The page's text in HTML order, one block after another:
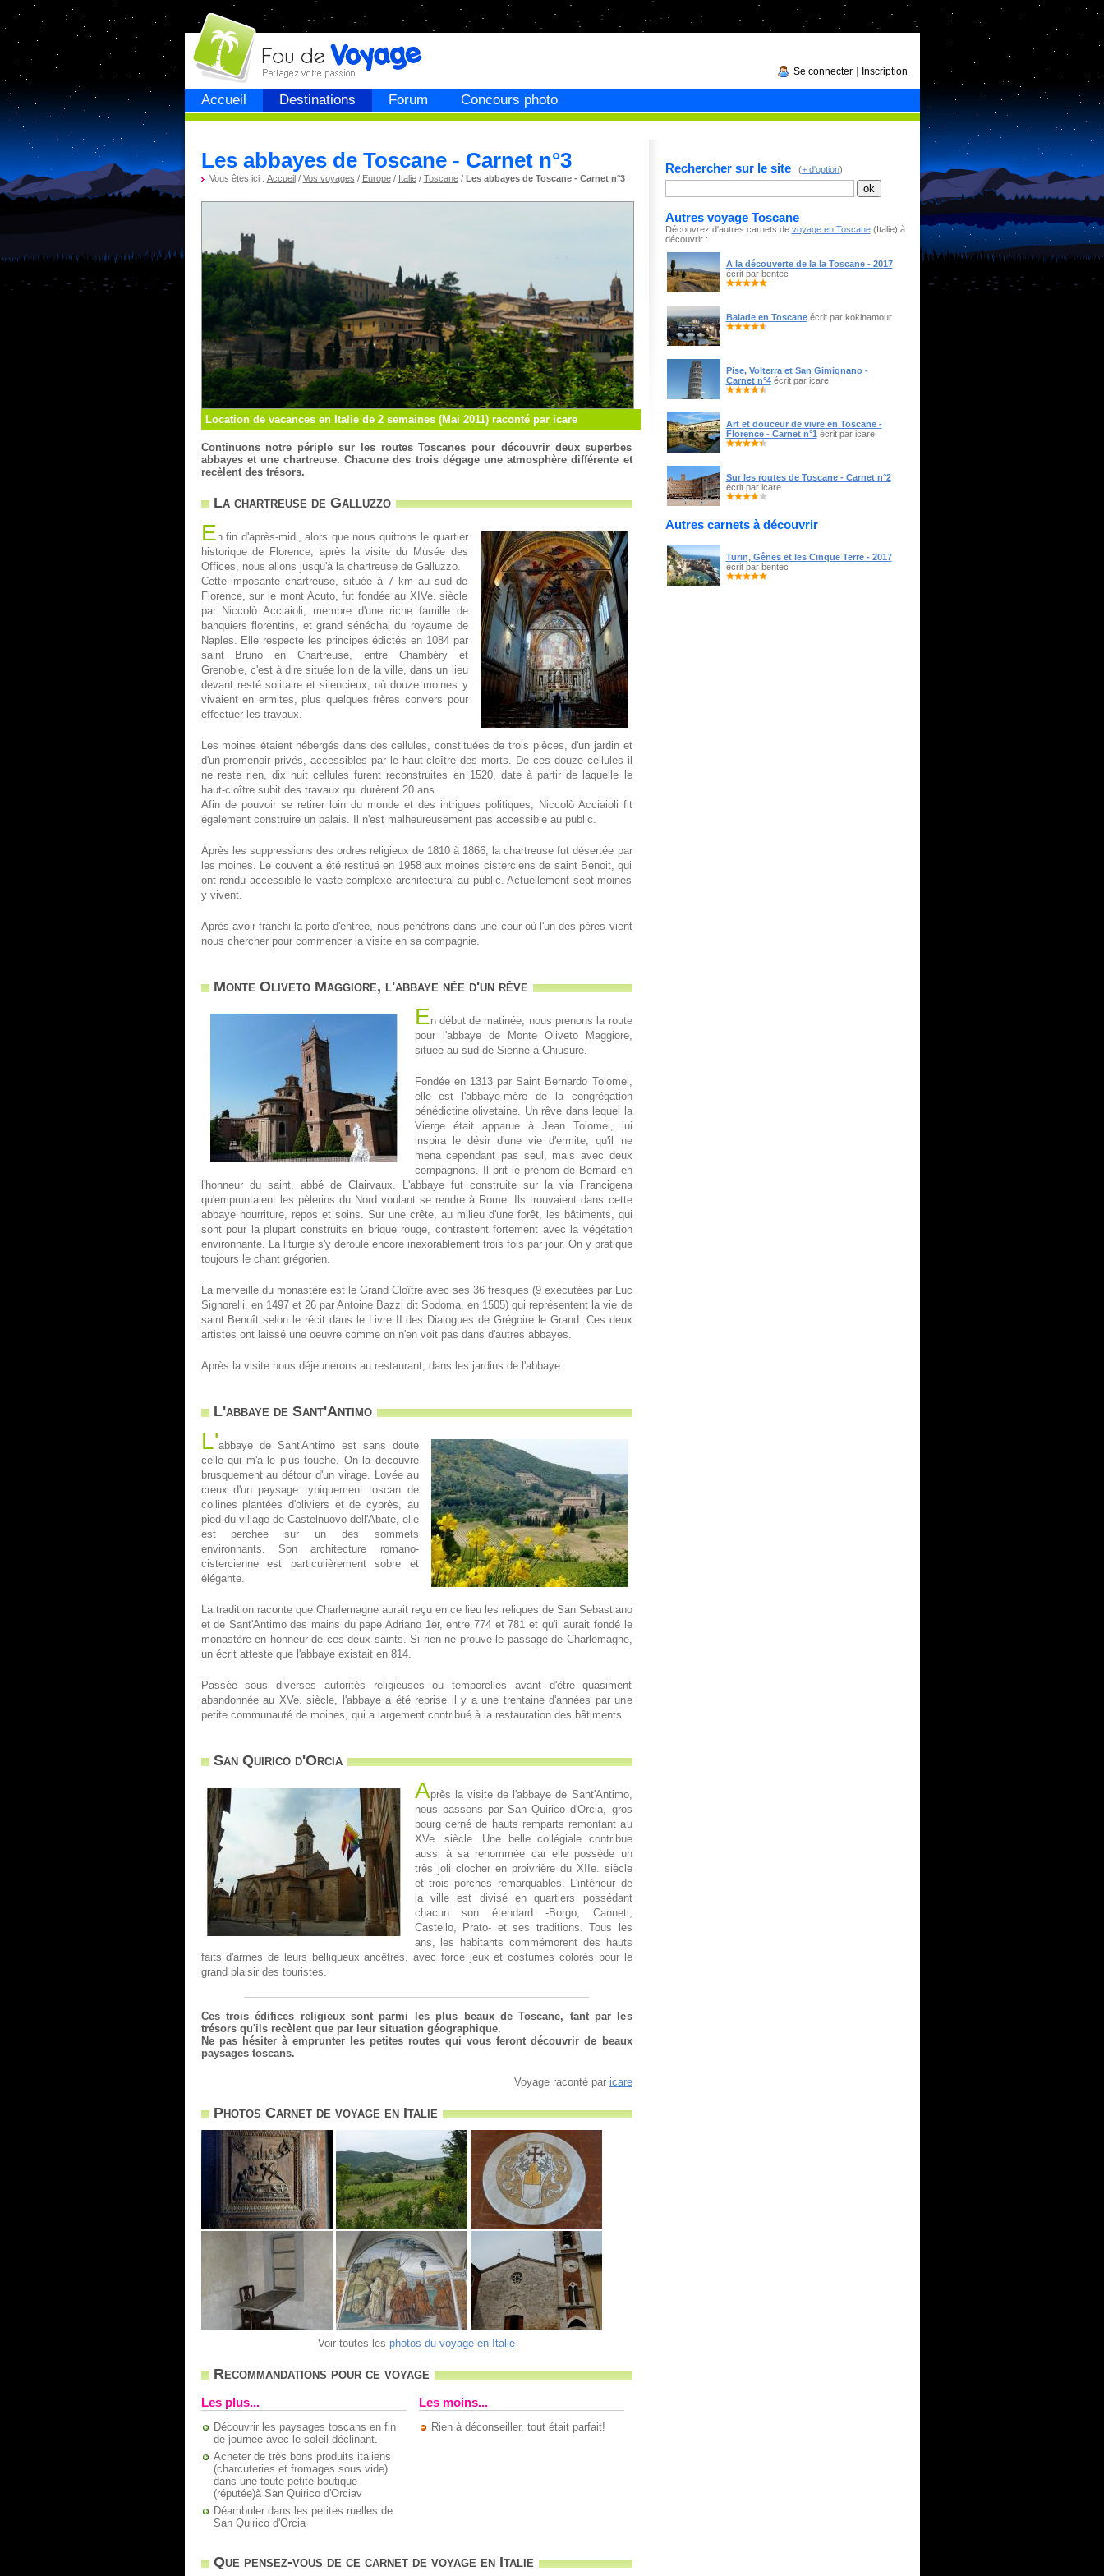
Accueil Destinations Forum Concours photo
Fou devoyage
Se connecter| Inscription
Les abbayes de Toscane - Carnet n°3
Vous êtes ici : Accueil/ Vos voyages / Europe/ Italie/ Toscane/ Les abbayes de Toscane - Carnet n°3
Continuons notre périple sur les routes Toscanes pour découvrir deux superbes
abbayes et une chartreuse. Chacune des trois dégage une atmosphère différente et
recèlent des trésors.
Location de vacances en Italie de 2 semaines (Mai 2011) raconté par icare
La chartreuse de Galluzzo
En fin d'après-midi, alors que nous quittons le quartier
historique de Florence, après la visite du Musée des
Offices, nous allons jusqu'à la chartreuse de Galluzzo.
Cette imposante chartreuse, située à 7 km au sud de
Florence, sur le mont Acuto, fut fondée au XIVe. siècle
par Niccolò Acciaioli, membre d'une riche famille de
banquiers florentins, et grand sénéchal du royaume de
Naples. Elle respecte les principes édictés en 1084 par
saint Bruno en Chartreuse, entre Chambéry et
Grenoble, c'est à dire située loin de la ville, dans un lieu
devant resté solitaire et silencieux, où douze moines y
vivaient en ermites, plus quelques frères convers pour
effectuer les travaux.
Les moines étaient hébergés dans des cellules, constituées de trois pièces, d'un jardin et
d'un promenoir privés, accessibles par le haut-cloître des morts. De ces douze cellules il
ne reste rien, dix huit cellules furent reconstruites en 1520, date à partir de laquelle le
haut-cloître subit des travaux qui durèrent 20 ans.
Afin de pouvoir se retirer loin du monde et des intrigues politiques, Niccolò Acciaioli fit
également construire un palais. Il n'est malheureusement pas accessible au public.
Après les suppressions des ordres religieux de 1810 à 1866, la chartreuse fut désertée par
les moines. Le couvent a été restitué en 1958 aux moines cisterciens de saint Benoit, qui
ont rendu accessible le vaste complexe architectural au public. Actuellement sept moines
y vivent.
Après avoir franchi la porte d'entrée, nous pénétrons dans une cour où l'un des pères vient
nous chercher pour commencer la visite en sa compagnie.
Monte Oliveto Maggiore, l'abbaye née d'un rêve
En début de matinée, nous prenons la route
pour l'abbaye de Monte Oliveto Maggiore,
située au sud de Sienne à Chiusure.
Fondée en 1313 par Saint Bernardo Tolomei,
elle est l'abbaye-mère de la congrégation
bénédictine olivetaine. Un rêve dans lequel la
Vierge était apparue à Jean Tolomei, lui
inspira le désir d'une vie d'ermite, qu'il ne
mena cependant pas seul, mais avec deux
compagnons. Il prit le prénom de Bernard en
l'honneur du saint, abbé de Clairvaux. L'abbaye fut construite sur la via Francigena
qu'empruntaient les pèlerins du Nord voulant se rendre à Rome. Ils trouvaient dans cette
abbaye nourriture, repos et soins. Sur une crête, au milieu d'une forêt, les bâtiments, qui
sont pour la plupart construits en brique rouge, contrastent fortement avec la végétation
environnante. La liturgie s'y déroule encore inexorablement trois fois par jour. On y pratique
toujours le chant grégorien.
La merveille du monastère est le Grand Cloître avec ses 36 fresques (9 exécutées par Luc
Signorelli, en 1497 et 26 par Antoine Bazzi dit Sodoma, en 1505) qui représentent la vie de
saint Benoît selon le récit dans le Livre II des Dialogues de Grégoire le Grand. Ces deux
artistes ont laissé une oeuvre comme on n'en voit pas dans d'autres abbayes.
Après la visite nous déjeunerons au restaurant, dans les jardins de l'abbaye.
L'abbaye de Sant'Antimo
L'abbaye de Sant'Antimo est sans doute
celle qui m'a le plus touché. On la découvre
brusquement au détour d'un virage. Lovée au
creux d'un paysage typiquement toscan de
collines plantées d'oliviers et de cyprès, au
pied du village de Castelnuovo dell'Abate, elle
est perchée sur un des sommets
environnants. Son architecture romano-
cistercienne est particulièrement sobre et
élégante.
La tradition raconte que Charlemagne aurait reçu en ce lieu les reliques de San Sebastiano
et de Sant'Antimo des mains du pape Adriano 1er, entre 774 et 781 et qu'il aurait fondé le
monastère en honneur de ces deux saints. Si rien ne prouve le passage de Charlemagne,
un écrit atteste que l'abbaye existait en 814.
Passée sous diverses autorités religieuses ou temporelles avant d'être quasiment
abandonnée au XVe. siècle, l'abbaye a été reprise il y a une trentaine d'années par une
petite communauté de moines, qui a largement contribué à la restauration des bâtiments.
San Quirico d'Orcia
Après la visite de l'abbaye de Sant'Antimo,
nous passons par San Quirico d'Orcia, gros
bourg cerné de hauts remparts remontant au
XVe. siècle. Une belle collégiale contribue
aussi à sa renommée car elle possède un
très joli clocher en proivrière du XIIe. siècle
et trois porches remarquables. L'intérieur de
la ville est divisé en quartiers possédant
chacun son étendard -Borgo, Canneti,
Castello, Prato- et ses traditions. Tous les
ans, les habitants commémorent des hauts
faits d'armes de leurs belliqueux ancêtres, avec force jeux et costumes colorés pour le
grand plaisir des touristes.
Ces trois édifices religieux sont parmi les plus beaux de Toscane, tant par les
trésors qu'ils recèlent que par leur situation géographique.
Ne pas hésiter à emprunter les petites routes qui vous feront découvrir de beaux
paysages toscans.
Voyage raconté par icare
Photos Carnet de voyage en Italie
Voir toutes les photos du voyage en Italie
Recommandations pour ce voyage
Les plus...
Découvrir les paysages toscans en fin
de journée avec le soleil déclinant.
Acheter de très bons produits italiens
(charcuteries et fromages sous vide)
dans une toute petite boutique
(réputée)à San Quirico d'Orciav
Déambuler dans les petites ruelles de
San Quirico d'Orcia
Les moins...
Rien à déconseiller, tout était parfait!
Que pensez-vous de ce carnet de voyage en Italie
Rechercher sur le site (+ d'option)
Autres voyage Toscane
Découvrez d'autres carnets de voyage en Toscane(Italie) à
découvrir :
A la découverte de la la Toscane - 2017
écrit par bentec
Balade en Toscane écrit par kokinamour
Pise, Volterra et San Gimignano -
Carnet n°4 écrit par icare
Art et douceur de vivre en Toscane -
Florence - Carnet n°1 écrit par icare
Sur les routes de Toscane - Carnet n°2
écrit par icare
Autres carnets à découvrir
Turin, Gênes et les Cinque Terre - 2017
écrit par bentec